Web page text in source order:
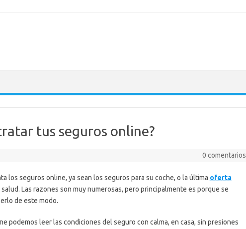
tus seguros online?
0 comentarios
los seguros online, ya sean los seguros para su coche, o la última oferta
Las razones son muy numerosas, pero principalmente es porque se
de este modo.
podemos leer las condiciones del seguro con calma, en casa, sin presiones